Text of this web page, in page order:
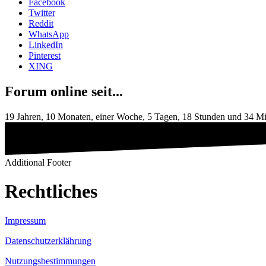
Twitter
Reddit
WhatsApp
LinkedIn
Pinterest
XING
Forum online seit...
19 Jahren, 10 Monaten, einer Woche, 5 Tagen, 18 Stunden und 34
Additional Footer
Rechtliches
Impressum
Datenschutzerklährung
Nutzungsbestimmungen